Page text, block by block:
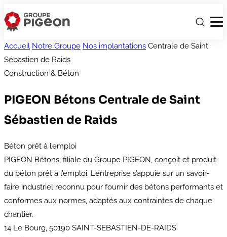
Accueil Notre Groupe Nos implantations Centrale de Saint
Sébastien de Raids
Construction & Béton
PIGEON Bétons Centrale de Saint
Sébastien de Raids
Béton prêt à l’emploi
PIGEON Bétons, filiale du Groupe PIGEON, conçoit et produit
du béton prêt à l’emploi. L’entreprise s’appuie sur un savoir-
faire industriel reconnu pour fournir des bétons performants et
conformes aux normes, adaptés aux contraintes de chaque
chantier.
14 Le Bourg, 50190 SAINT-SEBASTIEN-DE-RAIDS